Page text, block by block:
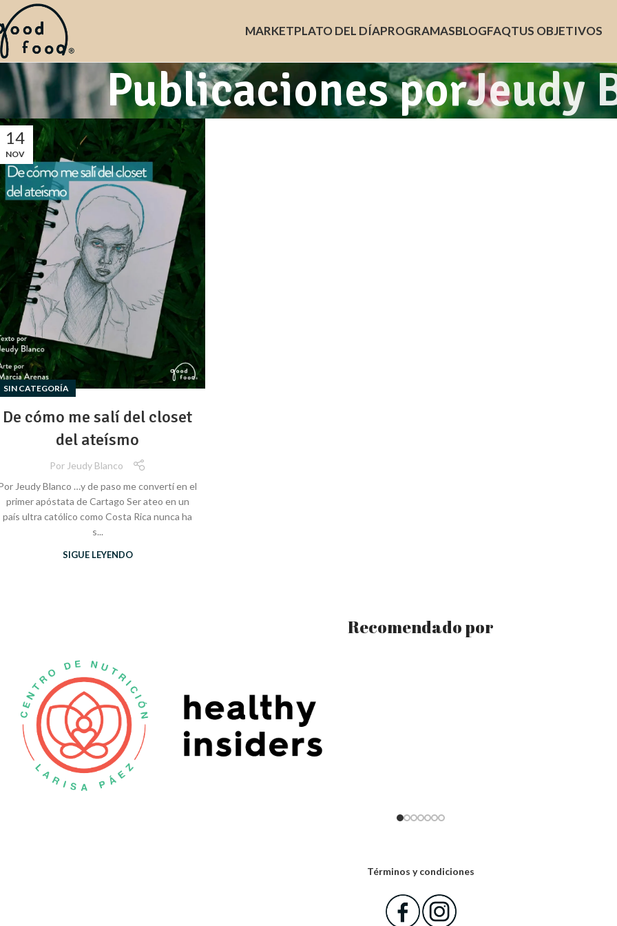
MARKETPLATO DEL DÍAPROGRAMASBLOGFAQTUS OBJETIVOS
Publicaciones porJeudy
14
NOV
SIN CATEGORÍA
De cómo me salí del closet
del ateísmo
Por Jeudy Blanco
Jeudy Blanco …y de paso me convertí en el
primer apóstata de Cartago Ser ateo en un
país ultra católico como Costa Rica nunca ha
s...
SIGUE LEYENDO
Recomendado por
Términos y condiciones